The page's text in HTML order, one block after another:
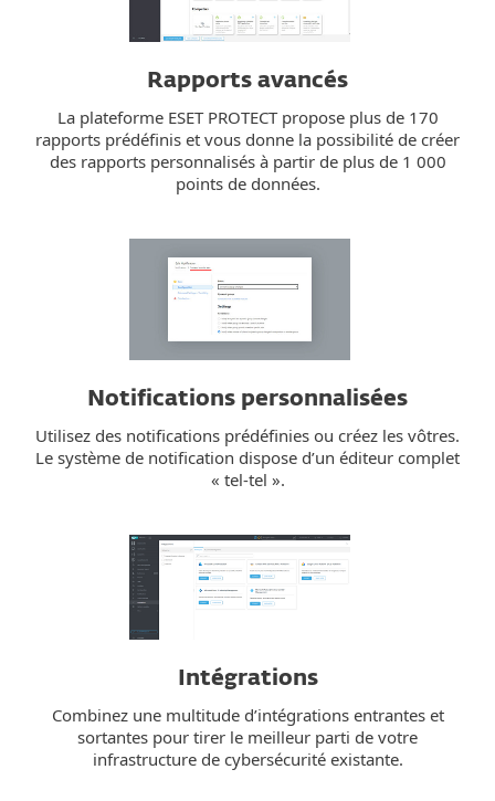
Rapports avancés
La plateforme ESET PROTECT propose plus de 170
rapports prédéfinis et vous donne la possibilité de créer
des rapports personnalisés à partir de plus de 1 000
points de données.
Notifications personnalisées
Utilisez des notifications prédéfinies ou créez les vôtres.
Le système de notification dispose d’un éditeur complet
« tel-tel ».
Intégrations
Combinez une multitude d’intégrations entrantes et
sortantes pour tirer le meilleur parti de votre
infrastructure de cybersécurité existante.